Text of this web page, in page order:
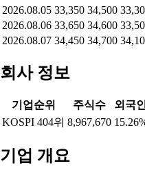
2026.08.05 33,350 34,500
2026.08.06 33,650 34,600
2026.08.07 34,450 34,700
회사 정보
기업순위 주식수 외국
KOSPI 404위 8,967,670
기업 개요